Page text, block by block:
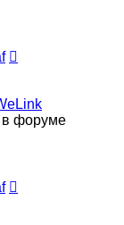
в форуме